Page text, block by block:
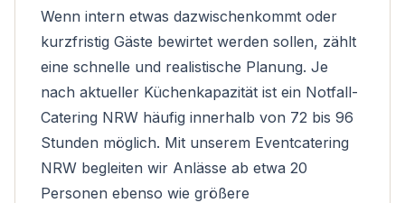
Wenn intern etwas dazwischenkommt oder
kurzfristig Gäste bewirtet werden sollen, zählt
eine schnelle und realistische Planung. Je
nach aktueller Küchenkapazität ist ein Notfall-
Catering NRW häufig innerhalb von 72 bis 96
Stunden möglich. Mit unserem Eventcatering
NRW begleiten wir Anlässe ab etwa 20
Personen ebenso wie größere